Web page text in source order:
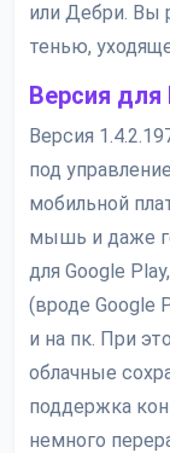
или Дебри. Вы
тенью,
Версия
Версия
под
мобильной
мышь и даже
для Google
(вроде Google
и на пк. При
облачные
поддержка
немного